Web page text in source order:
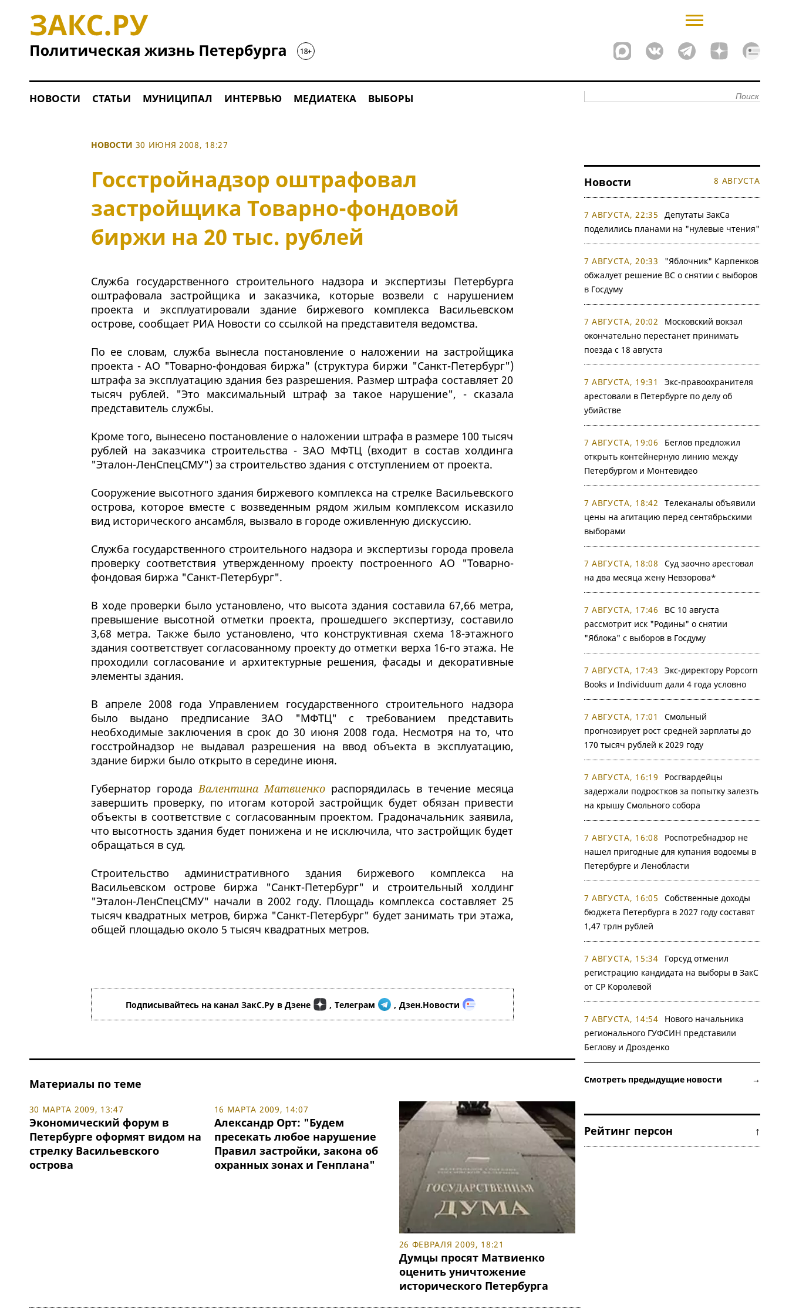
НОВОСТИ СТАТЬИ МУНИЦИПАЛ ИНТЕРВЬЮ МЕДИАТЕКА ВЫБОРЫ
НОВОСТИ 30 ИЮНЯ 2008, 18:27
Госстройнадзор оштрафовал
застройщика Товарно-фондовой
биржи на 20 тыс. рублей
Служба государственного строительного надзора и экспертизы Петербурга
оштрафовала застройщика и заказчика, которые возвели с нарушением
проекта и эксплуатировали здание биржевого комплекса Васильевском
острове, сообщает РИА Новости со ссылкой на представителя ведомства.
По ее словам, служба вынесла постановление о наложении на застройщика
проекта - АО "Товарно-фондовая биржа" (структура биржи "Санкт-Петербург")
штрафа за эксплуатацию здания без разрешения. Размер штрафа составляет 20
тысяч рублей. "Это максимальный штраф за такое нарушение", - сказала
представитель службы.
Кроме того, вынесено постановление о наложении штрафа в размере 100 тысяч
рублей на заказчика строительства - ЗАО МФТЦ (входит в состав холдинга
"Эталон-ЛенСпецСМУ") за строительство здания с отступлением от проекта.
Сооружение высотного здания биржевого комплекса на стрелке Васильевского
острова, которое вместе с возведенным рядом жилым комплексом исказило
вид исторического ансамбля, вызвало в городе оживленную дискуссию.
Служба государственного строительного надзора и экспертизы города провела
проверку соответствия утвержденному проекту построенного АО "Товарно-
фондовая биржа "Санкт-Петербург".
В ходе проверки было установлено, что высота здания составила 67,66 метра,
превышение высотной отметки проекта, прошедшего экспертизу, составило
3,68 метра. Также было установлено, что конструктивная схема 18-этажного
здания соответствует согласованному проекту до отметки верха 16-го этажа. Не
проходили согласование и архитектурные решения, фасады и декоративные
элементы здания.
В апреле 2008 года Управлением государственного строительного надзора
было выдано предписание ЗАО "МФТЦ" с требованием представить
необходимые заключения в срок до 30 июня 2008 года. Несмотря на то, что
госстройнадзор не выдавал разрешения на ввод объекта в эксплуатацию,
здание биржи было открыто в середине июня.
Губернатор городаВалентина Матвиенкораспорядилась в течение месяца
завершить проверку, по итогам которой застройщик будет обязан привести
объекты в соответствие с согласованным проектом. Градоначальник заявила,
что высотность здания будет понижена и не исключила, что застройщик будет
обращаться в суд.
Строительство административного здания биржевого комплекса на
Васильевском острове биржа "Санкт-Петербург" и строительный холдинг
"Эталон-ЛенСпецСМУ" начали в 2002 году. Площадь комплекса составляет 25
тысяч квадратных метров, биржа "Санкт-Петербург" будет занимать три этажа,
общей площадью около 5 тысяч квадратных метров.
Подписывайтесь на канал ЗакС.Ру в Дзене , Телеграм , Дзен.Новости
Материалы по теме
30 МАРТА 2009, 13:47
Экономический форум в
Петербурге оформят видом на
стрелку Васильевского
острова
16 МАРТА 2009, 14:07
Александр Орт: "Будем
пресекать любое нарушение
Правил застройки, закона об
охранных зонах и Генплана"
26 ФЕВРАЛЯ 2009, 18:21
Думцы просят Матвиенко
оценить уничтожение
исторического Петербурга
Новости 8 АВГУСТА
7 АВГУСТА, 22:35
Депутаты ЗакСа
поделились планами на "нулевые чтения"
7 АВГУСТА, 20:33
"Яблочник" Карпенков
обжалует решение ВС о снятии с выборов
в Госдуму
7 АВГУСТА, 20:02
Московский вокзал
окончательно перестанет принимать
поезда с 18 августа
7 АВГУСТА, 19:31
Экс-правоохранителя
арестовали в Петербурге по делу об
убийстве
7 АВГУСТА, 19:06
Беглов предложил
открыть контейнерную линию между
Петербургом и Монтевидео
7 АВГУСТА, 18:42
Телеканалы объявили
цены на агитацию перед сентябрьскими
выборами
7 АВГУСТА, 18:08
Суд заочно арестовал
на два месяца жену Невзорова*
7 АВГУСТА, 17:46
ВС 10 августа
рассмотрит иск "Родины" о снятии
"Яблока" с выборов в Госдуму
7 АВГУСТА, 17:43
Экс-директору Popcorn
Books и Individuum дали 4 года условно
7 АВГУСТА, 17:01
Смольный
прогнозирует рост средней зарплаты до
170 тысяч рублей к 2029 году
7 АВГУСТА, 16:19
Росгвардейцы
задержали подростков за попытку залезть
на крышу Смольного собора
7 АВГУСТА, 16:08
Роспотребнадзор не
нашел пригодные для купания водоемы в
Петербурге и Ленобласти
7 АВГУСТА, 16:05
Собственные доходы
бюджета Петербурга в 2027 году составят
1,47 трлн рублей
7 АВГУСТА, 15:34
Горсуд отменил
регистрацию кандидата на выборы в ЗакС
от СР Королевой
7 АВГУСТА, 14:54
Нового начальника
регионального ГУФСИН представили
Беглову и Дрозденко
Смотреть предыдущие новости →
Рейтинг персон ↑